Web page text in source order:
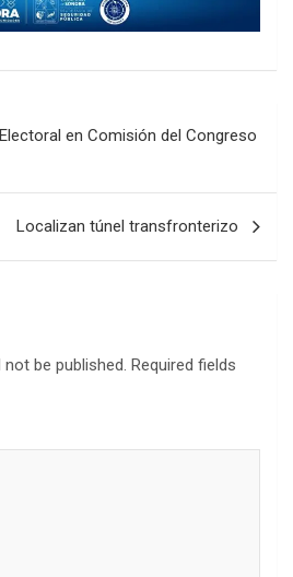
en Comisión del Congreso
Localizan túnel transfronterizo
be published. Required fields